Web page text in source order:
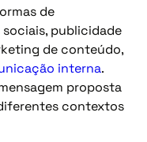
de
publicidade
de conteúdo,
interna.
proposta
contextos